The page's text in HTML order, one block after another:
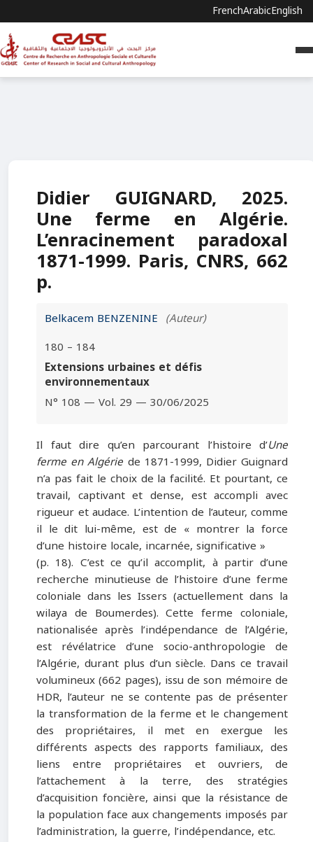
FrenchArabicEnglish
Didier GUIGNARD, 2025.
Une ferme en Algérie.
L’enracinement paradoxal
1871-1999. Paris, CNRS, 662
p.
Belkacem BENZENINE (Auteur)
180 – 184
Extensions urbaines et défis
environnementaux
N° 108 — Vol. 29 — 30/06/2025
Il faut dire qu’en parcourant l’histoire d’Une
ferme en Algérie de 1871-1999, Didier Guignard
n’a pas fait le choix de la facilité. Et pourtant, ce
travail, captivant et dense, est accompli avec
rigueur et audace. L’intention de l’auteur, comme
il le dit lui-même, est de « montrer la force
d’une histoire locale, incarnée, significative »
(p. 18). C’est ce qu’il accomplit, à partir d’une
recherche minutieuse de l’histoire d’une ferme
coloniale dans les Issers (actuellement dans la
wilaya de Boumerdes). Cette ferme coloniale,
nationalisée après l’indépendance de l’Algérie,
est révélatrice d’une socio-anthropologie de
l’Algérie, durant plus d’un siècle. Dans ce travail
volumineux (662 pages), issu de son mémoire de
HDR, l’auteur ne se contente pas de présenter
la transformation de la ferme et le changement
des propriétaires, il met en exergue les
différents aspects des rapports familiaux, des
liens entre propriétaires et ouvriers, de
l’attachement à la terre, des stratégies
d’acquisition foncière, ainsi que la résistance de
la population face aux changements imposés par
l’administration, la guerre, l’indépendance, etc.